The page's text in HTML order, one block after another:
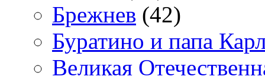
Брежнев (42)
Буратино и папа
Великая